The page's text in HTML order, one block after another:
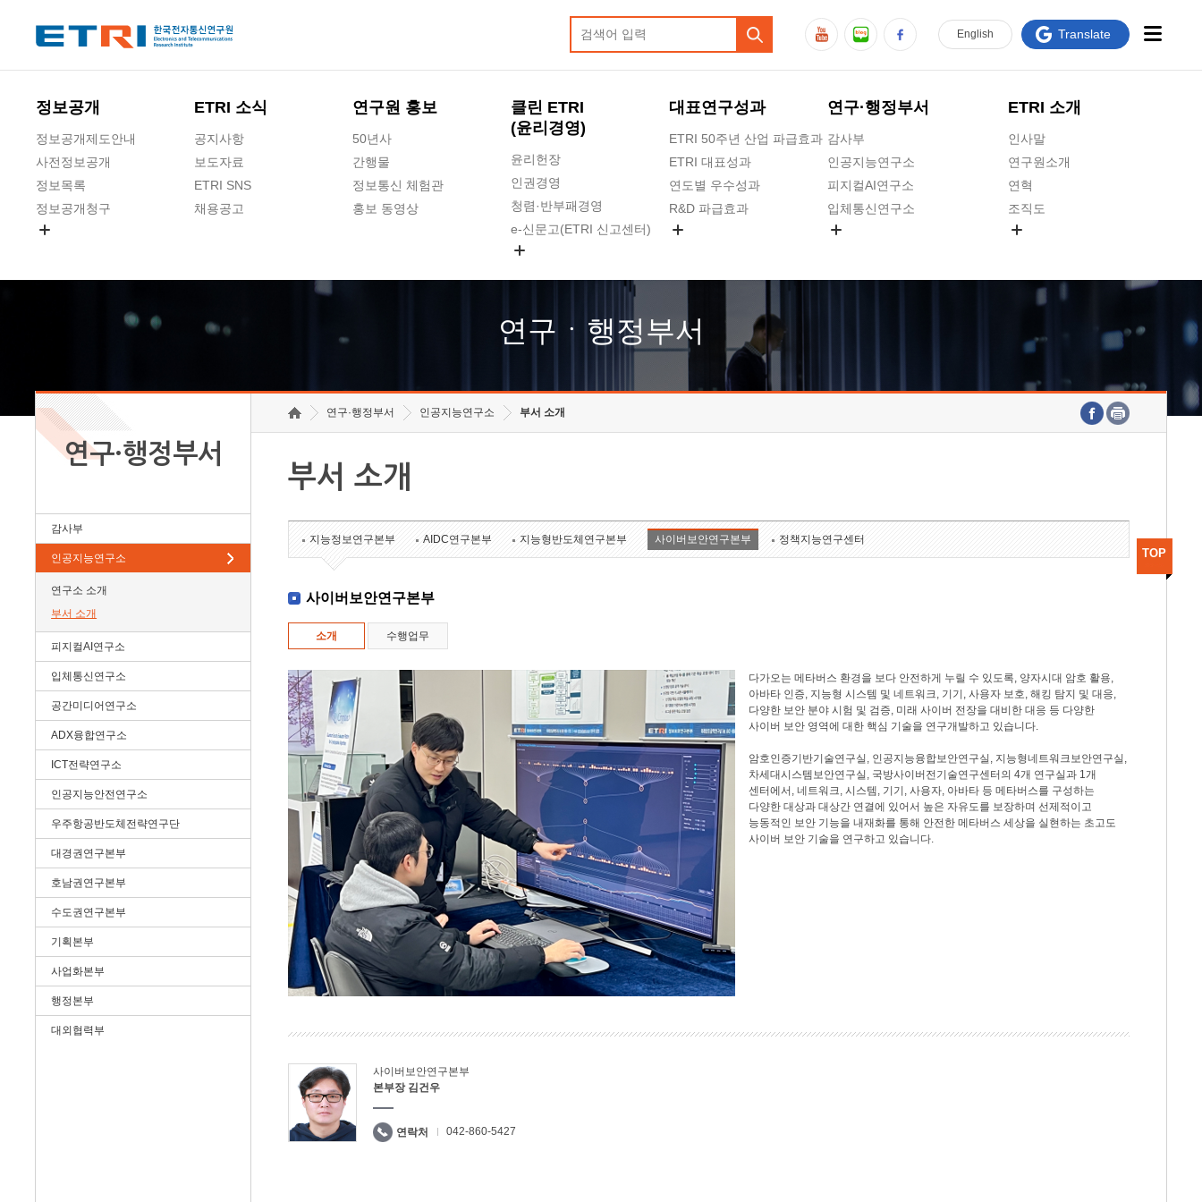
정보공개
정보공개제도안내
사전정보공개
정보목록
정보공개청구
ETRI 소식
공지사항
보도자료
ETRI SNS
채용공고
연구원 홍보
50년사
간행물
정보통신 체험관
홍보 동영상
클린 ETRI
(윤리경영)
윤리헌장
인권경영
청렴·반부패경영
e-신문고(ETRI 신고센터)
고객의소리
수의계약 현황
대표연구성과
ETRI 50주년 산업 파급효과
ETRI 대표성과
연도별 우수성과
R&D 파급효과
연구·행정부서
감사부
인공지능연구소
피지컬AI연구소
입체통신연구소
호남권연구본부
기획본부
ETRI 소개
인사말
연구원소개
연혁
조직도
연구원 고객헌장
주요업무연락처
English Translate
연구ㆍ행정부서
연구·행정부서
감사부
인공지능연구소
연구소 소개
부서 소개
피지컬AI연구소
입체통신연구소
공간미디어연구소
ADX융합연구소
ICT전략연구소
인공지능안전연구소
우주항공반도체전략연구단
대경권연구본부
호남권연구본부
수도권연구본부
기획본부
사업화본부
행정본부
대외협력부
연구·행정부서 인공지능연구소 부서 소개
부서 소개
지능정보연구본부 AIDC연구본부 지능형반도체연구본부 사이버보안연구본부 정책지능연구센터
사이버보안연구본부
소개 수행업무
다가오는 메타버스 환경을 보다 안전하게 누릴 수 있도록, 양자시대 암호 활용,
아바타 인증, 지능형 시스템 및 네트워크, 기기, 사용자 보호, 해킹 탐지 및 대응,
다양한 보안 분야 시험 및 검증, 미래 사이버 전장을 대비한 대응 등 다양한
사이버 보안 영역에 대한 핵심 기술을 연구개발하고 있습니다.
암호인증기반기술연구실, 인공지능융합보안연구실, 지능형네트워크보안연구실,
차세대시스템보안연구실, 국방사이버전기술연구센터의 4개 연구실과 1개
센터에서, 네트워크, 시스템, 기기, 사용자, 아바타 등 메타버스를 구성하는
다양한 대상과 대상간 연결에 있어서 높은 자유도를 보장하며 선제적이고
능동적인 보안 기능을 내재화를 통해 안전한 메타버스 세상을 실현하는 초고도
사이버 보안 기술을 연구하고 있습니다.
사이버보안연구본부
본부장 김건우
연락처 042-860-5427
TOP